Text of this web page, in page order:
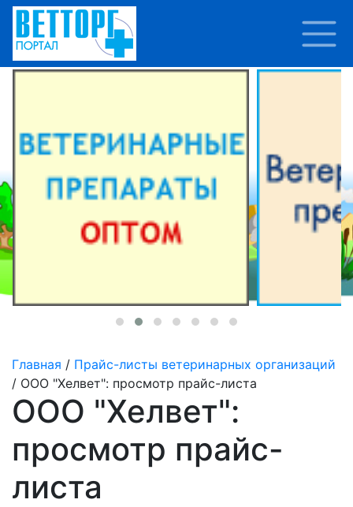
Главная / Прайс-листы ветеринарных организаций
/ ООО "Хелвет": просмотр прайс-листа
ООО "Хелвет":
просмотр прайс-
листа